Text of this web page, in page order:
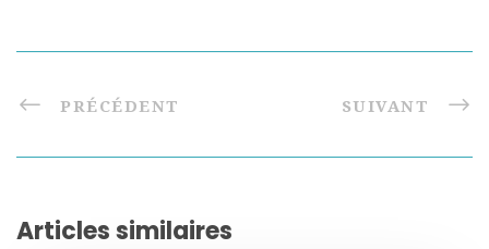
PRÉCÉDENT SUIVANT
Articles similaires